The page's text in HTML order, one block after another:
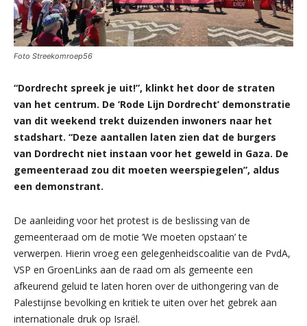
Foto Streekomroep56
“Dordrecht spreek je uit!”, klinkt het door de straten
van het centrum. De ‘Rode Lijn Dordrecht’ demonstratie
van dit weekend trekt duizenden inwoners naar het
stadshart. “Deze aantallen laten zien dat de burgers
van Dordrecht niet instaan voor het geweld in Gaza. De
gemeenteraad zou dit moeten weerspiegelen”, aldus
een demonstrant.
De aanleiding voor het protest is de beslissing van de
gemeenteraad om de motie ‘We moeten opstaan’ te
verwerpen. Hierin vroeg een gelegenheidscoalitie van de PvdA,
VSP en GroenLinks aan de raad om als gemeente een
afkeurend geluid te laten horen over de uithongering van de
Palestijnse bevolking en kritiek te uiten over het gebrek aan
internationale druk op Israël.